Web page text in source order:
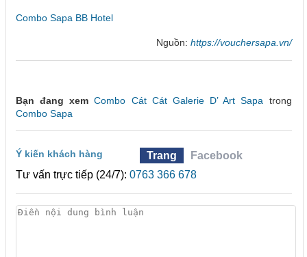
Combo Sapa BB Hotel
Nguồn: https://vouchersapa.vn/
Bạn đang xem Combo Cát Cát Galerie D’ Art Sapa trong
Combo Sapa
Ý kiến khách hàng Trang
Facebook
Tư vấn trực tiếp (24/7): 0763 366 678